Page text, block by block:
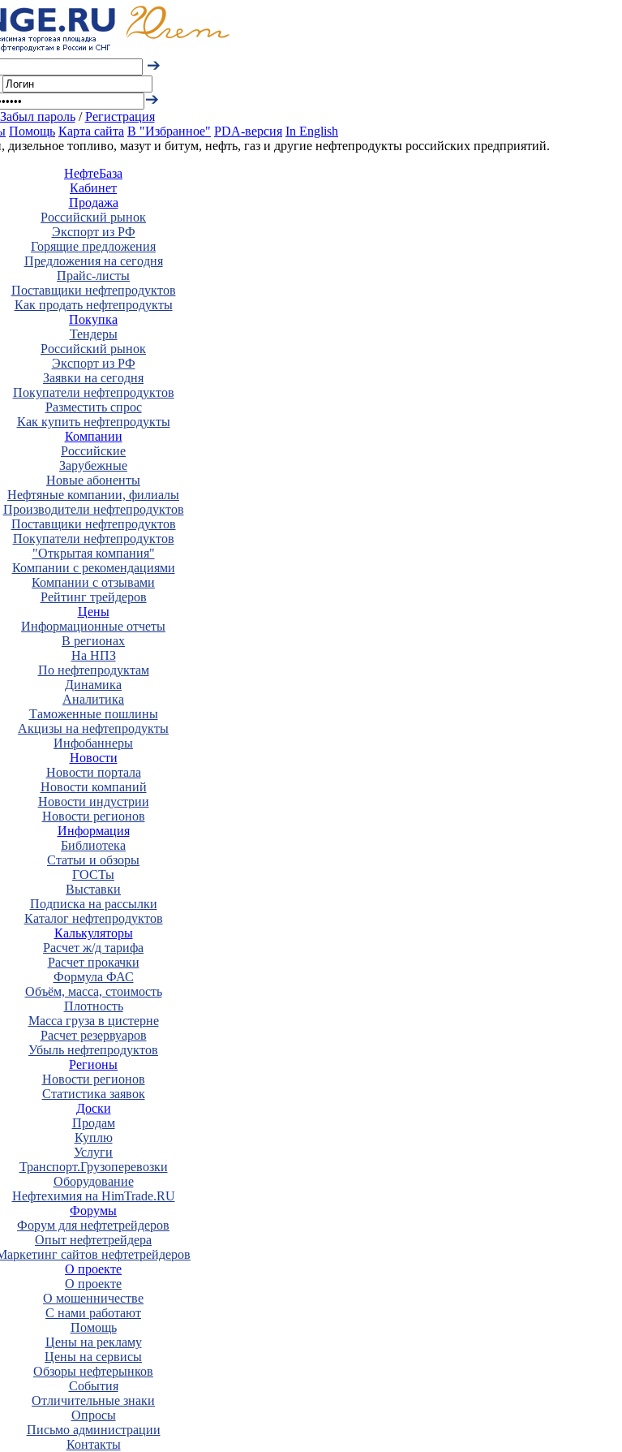
Забыл пароль/Регистрация
Помощь Карта сайта В "Избранное" PDA-версия In English
топливо, мазут и битум, нефть, газ и другие нефтепродукты российских предприятий.
НефтеБаза
Кабинет
Продажа
Российский рынок
Экспорт из РФ
Горящие предложения
Предложения на сегодня
Прайс-листы
Поставщики нефтепродуктов
Как продать нефтепродукты
Покупка
Тендеры
Российский рынок
Экспорт из РФ
Заявки на сегодня
Покупатели нефтепродуктов
Разместить спрос
Как купить нефтепродукты
Компании
Российские
Зарубежные
Новые абоненты
Нефтяные компании, филиалы
Производители нефтепродуктов
Поставщики нефтепродуктов
Покупатели нефтепродуктов
"Открытая компания"
Компании с рекомендациями
Компании с отзывами
Рейтинг трейдеров
Цены
Информационные отчеты
В регионах
На НПЗ
По нефтепродуктам
Динамика
Аналитика
Таможенные пошлины
Акцизы на нефтепродукты
Инфобаннеры
Новости
Новости портала
Новости компаний
Новости индустрии
Новости регионов
Информация
Библиотека
Статьи и обзоры
ГОСТы
Выставки
Подписка на рассылки
Каталог нефтепродуктов
Калькуляторы
Расчет ж/д тарифа
Расчет прокачки
Формула ФАС
Объём, масса, стоимость
Плотность
Масса груза в цистерне
Расчет резервуаров
Убыль нефтепродуктов
Регионы
Новости регионов
Статистика заявок
Доски
Продам
Куплю
Услуги
Транспорт.Грузоперевозки
Оборудование
Нефтехимия на HimTrade.RU
Форумы
Форум для нефтетрейдеров
Опыт нефтетрейдера
сайтов нефтетрейдеров
О проекте
О проекте
О мошенничестве
С нами работают
Помощь
Цены на рекламу
Цены на сервисы
Обзоры нефтерынков
События
Отличительные знаки
Опросы
Письмо администрации
Контакты